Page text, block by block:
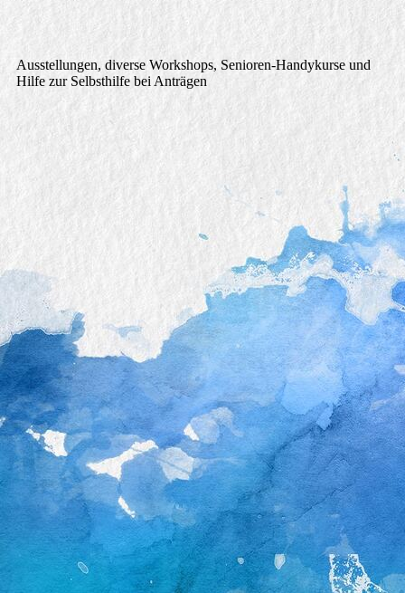
Ausstellungen, diverse Workshops, Senioren-Handykurse und
Hilfe zur Selbsthilfe bei Anträgen